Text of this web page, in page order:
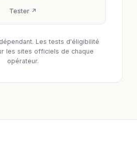
Tester ↗
Les tests d'éligibilité
les sites officiels de chaque
opérateur.